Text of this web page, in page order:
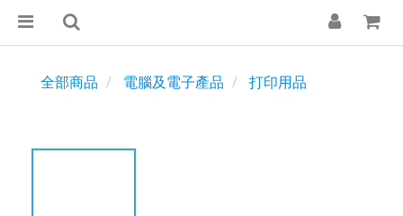
全部商品 電腦及電子產品 打印用品